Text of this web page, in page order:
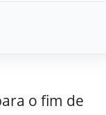
o fim de